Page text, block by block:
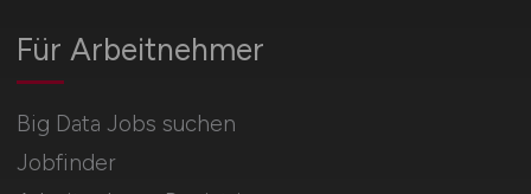
Für Arbeitnehmer
Big Data Jobs suchen
Jobfinder